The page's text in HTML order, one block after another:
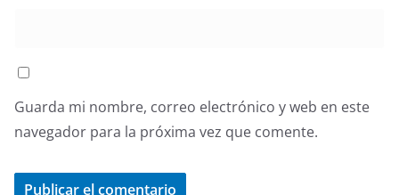
Guarda mi nombre, correo electrónico y web en este
navegador para la próxima vez que comente.